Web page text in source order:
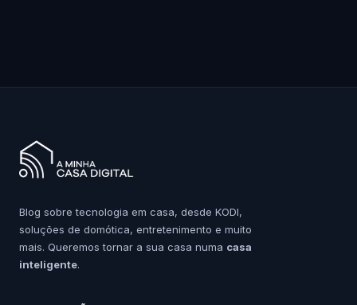
Blog sobre tecnologia em casa, desde KODI,
soluções de domótica, entretenimento e muito
mais. Queremos tornar a sua casa numa casa
inteligente.